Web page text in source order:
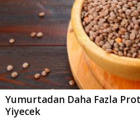
Yumurtadan Daha Fazla
Yiyecek